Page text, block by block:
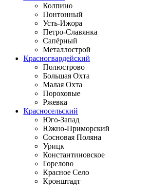
Колпино
Понтонный
Усть-Ижора
Петро-Славянка
Сапёрный
Металлострой
Красногвардейский
Полюстрово
Большая Охта
Малая Охта
Пороховые
Ржевка
Красносельский
Юго-Запад
Южно-Приморский
Сосновая Поляна
Урицк
Константиновское
Горелово
Красное Село
Кронштадт